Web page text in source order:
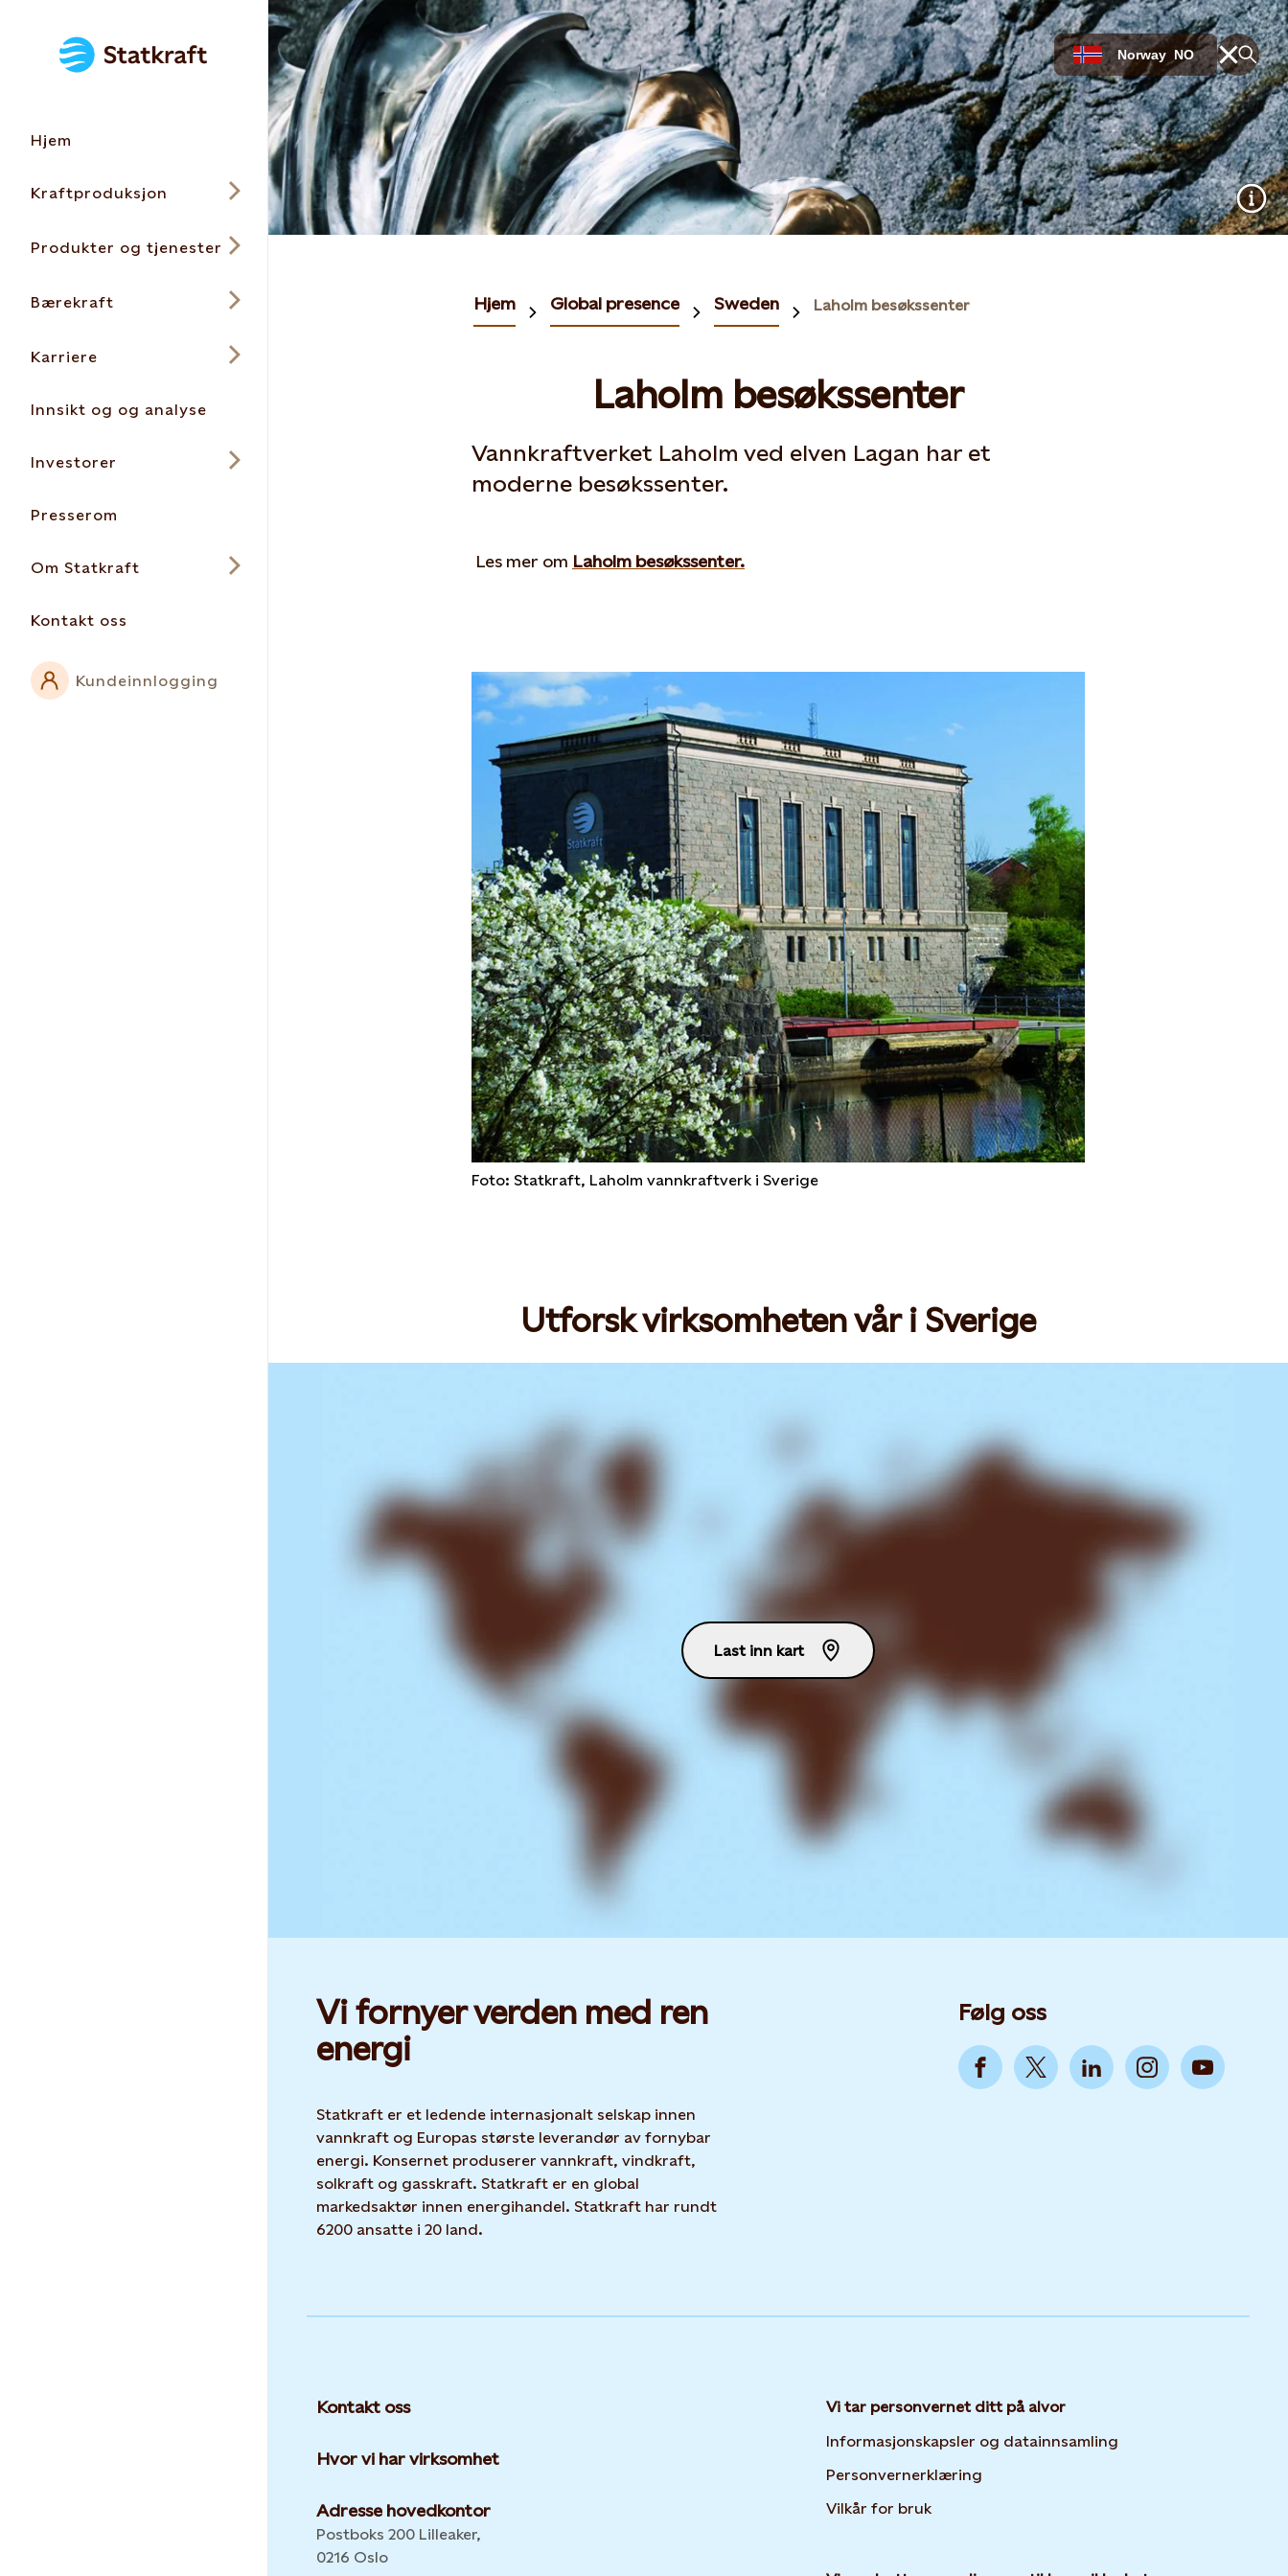
Hjem
Kraftproduksjon
Produkter og tjenester
Bærekraft
Karriere
Innsikt og og analyse
Investorer
Presserom
Om Statkraft
Kontakt oss
Kundeinnlogging
Norway NO
Hjem Global presence Sweden Laholm besøkssenter
Laholm besøkssenter
Vannkraftverket Laholm ved elven Lagan har et
moderne besøkssenter.
Les mer om Laholm besøkssenter.
Foto: Statkraft, Laholm vannkraftverk i Sverige
Utforsk virksomheten vår i Sverige
Last inn kart
Vi fornyer verden med ren
energi
Statkraft er et ledende internasjonalt selskap innen
vannkraft og Europas største leverandør av fornybar
energi. Konsernet produserer vannkraft, vindkraft,
solkraft og gasskraft. Statkraft er en global
markedsaktør innen energihandel. Statkraft har rundt
6200 ansatte i 20 land.
Følg oss
Kontakt oss
Hvor vi har virksomhet
Adresse hovedkontor
Postboks 200 Lilleaker,
0216 Oslo
Vi tar personvernet ditt på alvor
Informasjonskapsler og datainnsamling
Personvernerklæring
Vilkår for bruk